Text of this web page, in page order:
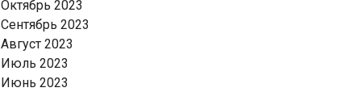
Октябрь 2023
Сентябрь 2023
Август 2023
Июль 2023
Июнь 2023